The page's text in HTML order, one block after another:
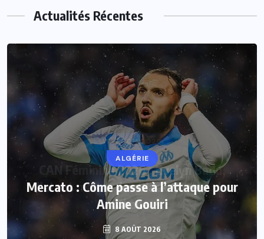
Actualités Récentes
ALGÉRIE
Mercato : Côme passe à l’attaque pour
Amine Gouiri
8 AOÛT 2026